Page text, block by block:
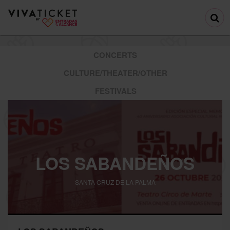
LOS SABANDEÑOS
SANTA CRUZ DE LA PALMA